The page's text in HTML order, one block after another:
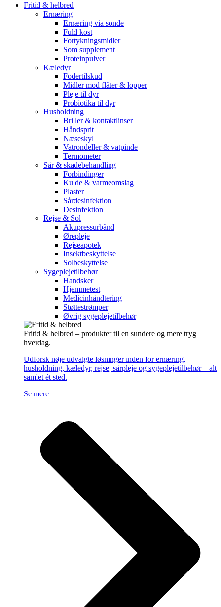
Fritid & helbred
Ernæring
Ernæring via sonde
Fuld kost
Fortykningsmidler
Som supplement
Proteinpulver
Kæledyr
Fodertilskud
Midler mod flåter & lopper
Pleje til dyr
Probiotika til dyr
Husholdning
Briller & kontaktlinser
Håndsprit
Næseskyl
Vatrondeller & vatpinde
Termometer
Sår & skadebehandling
Forbindinger
Kulde & varmeomslag
Plaster
Sårdesinfektion
Desinfektion
Rejse & Sol
Akupressurbånd
Ørepleje
Rejseapotek
Insektbeskyttelse
Solbeskyttelse
Sygeplejetilbehør
Handsker
Hjemmetest
Medicinhåndtering
Støttestrømper
Øvrig sygeplejetilbehør
Fritid & helbred – produkter til en sundere og mere tryg
hverdag.
Udforsk nøje udvalgte løsninger inden for ernæring,
husholdning, kæledyr, rejse, sårpleje og sygeplejetilbehør – alt
samlet ét sted.
Se mere